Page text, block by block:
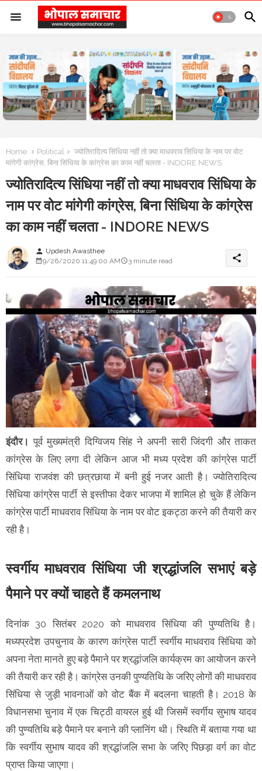
Home Political
ज्योतिरादित्य सिंधिया नहीं तो क्या माधवराव सिंधिया के नाम पर वोट
मांगेगी कांग्रेस, बिना सिंधिया के कांग्रेस का काम नहीं चलता - INDORE NEWS
ज्योतिरादित्य सिंधिया नहीं तो क्या माधवराव सिंधिया के
नाम पर वोट मांगेगी कांग्रेस, बिना सिंधिया के कांग्रेस
का काम नहीं चलता - INDORE NEWS
person Updesh Awasthee
9/26/2020 11:49:00 AM
3 minute read share
इंदौर।पूर्व मुख्यमंत्री दिग्विजय सिंह ने अपनी सारी जिंदगी और ताकत
कांग्रेस के लिए लगा दी लेकिन आज भी मध्य प्रदेश की कांग्रेस पार्टी
सिंधिया राजवंश की छत्रछाया में बनी हुई नजर आती है। ज्योतिरादित्य
सिंधिया कांग्रेस पार्टी से इस्तीफा देकर भाजपा में शामिल हो चुके हैं लेकिन
कांग्रेस पार्टी माधवराव सिंधिया के नाम पर वोट इकट्ठा करने की तैयारी कर
रही है।
स्वर्गीय माधवराव सिंधिया जी श्रद्धांजलि सभाएं बड़े
पैमाने पर क्यों चाहते हैं कमलनाथ
दिनांक 30 सितंबर 2020 को माधवराव सिंधिया की पुण्यतिथि है।
मध्यप्रदेश उपचुनाव के कारण कांग्रेस पार्टी स्वर्गीय माधवराव सिंधिया को
अपना नेता मानते हुए बड़े पैमाने पर श्रद्धांजलि कार्यक्रम का आयोजन करने
की तैयारी कर रही है। कांग्रेस उनकी पुण्यतिथि के जरिए लोगों की माधवराव
सिंधिया से जुड़ी भावनाओं को वोट बैंक में बदलना चाहती है। 2018 के
विधानसभा चुनाव में एक चिट्ठी वायरल हुई थी जिसमें स्वर्गीय सुभाष यादव
की पुण्यतिथि बड़े पैमाने पर बनाने की प्लानिंग थी। स्थिति में बताया गया था
कि स्वर्गीय सुभाष यादव की श्रद्धांजलि सभा के जरिए पिछड़ा वर्ग का वोट
प्राप्त किया जाएगा।